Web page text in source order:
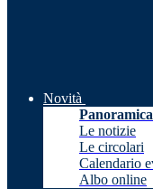
Novità
Panoramica
Le notizie
Le circolari
Calendario
Albo online